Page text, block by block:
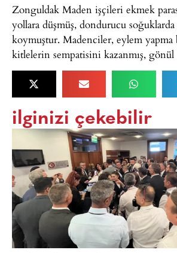
Zonguldak Maden işçileri ekmek
yollara düşmüş, dondurucu soğuklarda
koymuştur. Madenciler, eylem
kitlelerin sempatisini kazanmış, gönül
ilginizi çekebilir